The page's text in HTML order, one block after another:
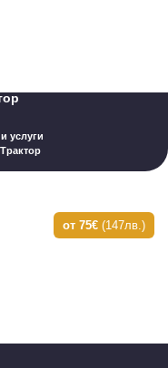
услуги
Трактор
от 75€ (147лв.)